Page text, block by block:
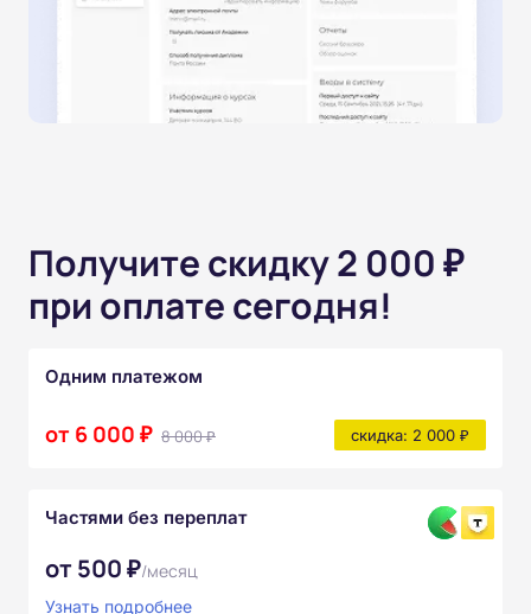
Получите скидку 2 000 ₽
при оплате сегодня!
Одним платежом
от 6 000 ₽ 8 000 ₽ скидка: 2 000 ₽
Частями без переплат
от 500 ₽/месяц
Узнать подробнее